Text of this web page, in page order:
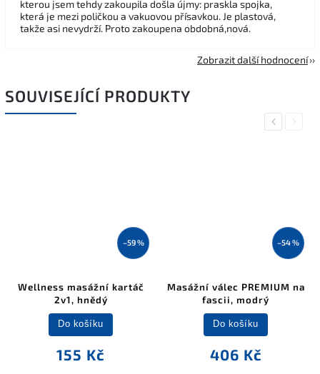
kterou jsem tehdy zakoupila došla újmy: praskla spojka,
která je mezi poličkou a vakuovou přísavkou. Je plastová,
takže asi nevydrží. Proto zakoupena obdobná,nová.
Zobrazit další hodnocení
SOUVISEJÍCÍ PRODUKTY
Previous
–59 %
Wellness masážní kartáč
2v1, hnědý
155 Kč
Do košíku
–54 %
Masážní válec PREMIUM na
fascii, modrý
406 Kč
Do košíku
Next